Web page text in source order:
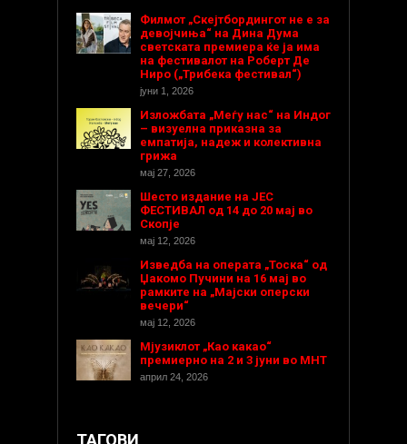
Филмот „Скејтбордингот не е за
девојчиња“ на Дина Дума
светската премиера ќе ја има
на фестивалот на Роберт Де
Ниро („Трибека фестивал“)
јуни 1, 2026
Изложбата „Меѓу нас“ на Индог
– визуелна приказна за
емпатија, надеж и колективна
грижа
мај 27, 2026
Шесто издание на ЈЕС
ФЕСТИВАЛ од 14 до 20 мај во
Скопје
мај 12, 2026
Изведба на операта „Тоска“ од
Џакомо Пучини на 16 мај во
рамките на „Мајски оперски
вечери“
мај 12, 2026
Мјузиклот „Као какао“
премиерно на 2 и 3 јуни во МНТ
април 24, 2026
ТАГОВИ